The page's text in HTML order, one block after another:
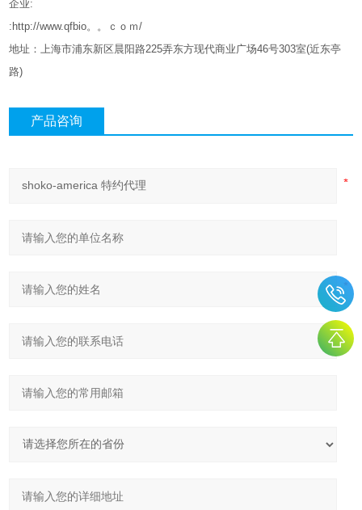
企业:
:http://www.qfbio。。ｃｏｍ/
地址：上海市浦东新区晨阳路225弄东方现代商业广场46号303室(近东亭
路)
产品咨询